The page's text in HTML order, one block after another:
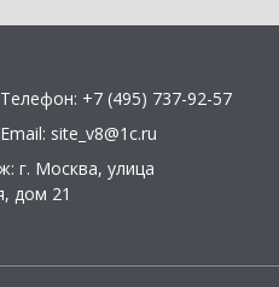
Телефон: +7 (495) 737-92-57
Email: site_v8@1c.ru
г. Москва, улица
дом 21